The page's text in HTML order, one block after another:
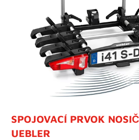
SPOJOVACÍ PRVOK
UEBLER